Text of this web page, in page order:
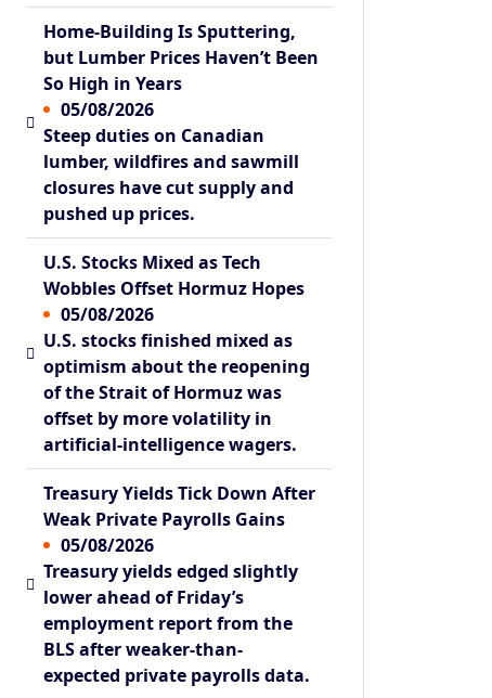
Home-Building Is Sputtering,
but Lumber Prices Haven’t Been
So High in Years
05/08/2026
Steep duties on Canadian
lumber, wildfires and sawmill
closures have cut supply and
pushed up prices.
U.S. Stocks Mixed as Tech
Wobbles Offset Hormuz Hopes
05/08/2026
U.S. stocks finished mixed as
optimism about the reopening
of the Strait of Hormuz was
offset by more volatility in
artificial-intelligence wagers.
Treasury Yields Tick Down After
Weak Private Payrolls Gains
05/08/2026
Treasury yields edged slightly
lower ahead of Friday’s
employment report from the
BLS after weaker-than-
expected private payrolls data.